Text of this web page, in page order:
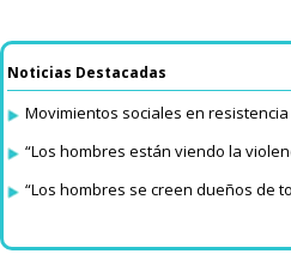
Noticias Destacadas
Movimientos sociales en resistencia
“Los hombres están viendo la
“Los hombres se creen dueños de